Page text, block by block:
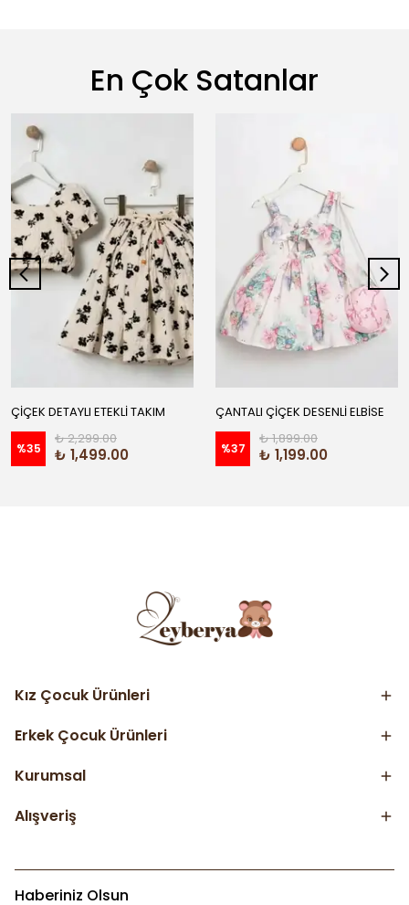
En Çok Satanlar
ÇİÇEK DETAYLI ETEKLİ TAKIM
%35
₺ 2,299.00
₺ 1,499.00
ÇANTALI ÇİÇEK DESENLİ ELBİSE
%37
₺ 1,899.00
₺ 1,199.00
Kız Çocuk Ürünleri
Erkek Çocuk Ürünleri
Kurumsal
Alışveriş
Haberiniz Olsun